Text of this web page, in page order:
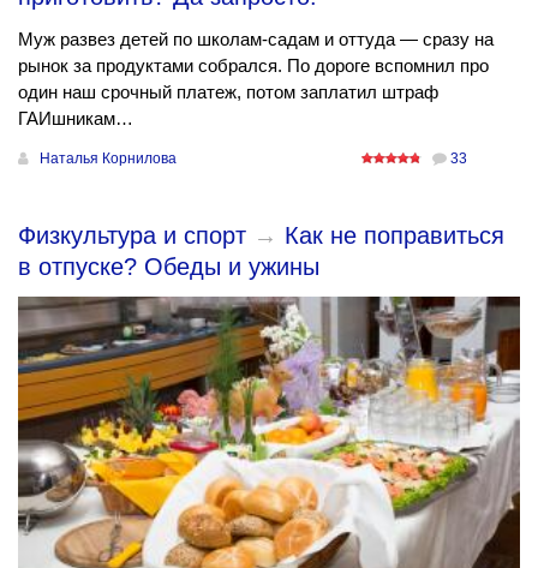
Муж развез детей по школам-садам и оттуда — сразу на
рынок за продуктами собрался. По дороге вспомнил про
один наш срочный платеж, потом заплатил штраф
ГАИшникам…
Наталья Корнилова 33
Физкультура и спорт → Как не поправиться
в отпуске? Обеды и ужины